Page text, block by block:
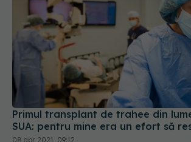
Primul transplant de trahee din
SUA: pentru mine era un efort să
08 apr 2021, 09:12